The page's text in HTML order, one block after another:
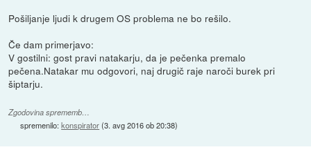
Pošiljanje ljudi k drugem OS problema ne bo rešilo.
Če dam primerjavo:
V gostilni: gost pravi natakarju, da je pečenka premalo
pečena.Natakar mu odgovori, naj drugič raje naroči burek pri
šiptarju.
Zgodovina sprememb…
spremenilo:konspirator(3. avg 2016 ob 20:38)